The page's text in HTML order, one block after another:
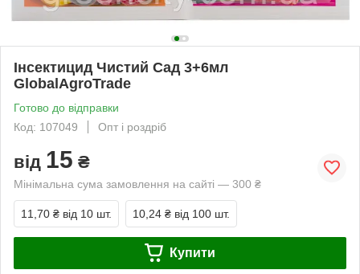
Інсектицид Чистий Сад 3+6мл
GlobalAgroTrade
Готово до відправки
Код: 107049
Опт і роздріб
від 15 ₴
Мінімальна сума замовлення на сайті — 300 ₴
11,70 ₴ від 10 шт. 10,24 ₴ від 100 шт.
Купити